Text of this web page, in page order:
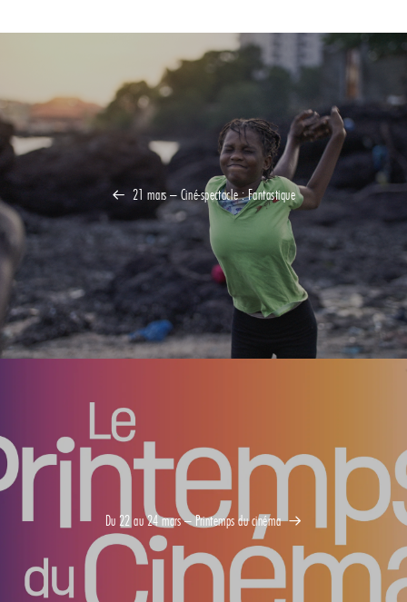
21 mars – Ciné-spectacle : Fantastique
Du 22 au 24 mars – Printemps du cinéma